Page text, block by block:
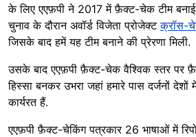
के लिए एएफ़पी ने 2017 में फ़ैक्ट-चेक टीम बनाई
चुनाव के दौरान अवॉर्ड विजेता प्रोजेक्टक्रॉस-
जिसके बाद हमें यह टीम बनाने की प्रेरणा मिली.
उसके बाद एएफ़पी फ़ैक्ट-चेक वैश्विक स्तर पर
हिस्सा बनकर उभरा जहां हमारे पास दर्जनों
कार्यरत हैं.
एएफ़पी फ़ैक्ट-चेकिंग पत्रकार 26 भाषाओं में